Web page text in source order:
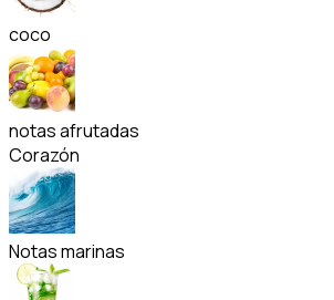
coco
notas afrutadas
Corazón
Notas marinas